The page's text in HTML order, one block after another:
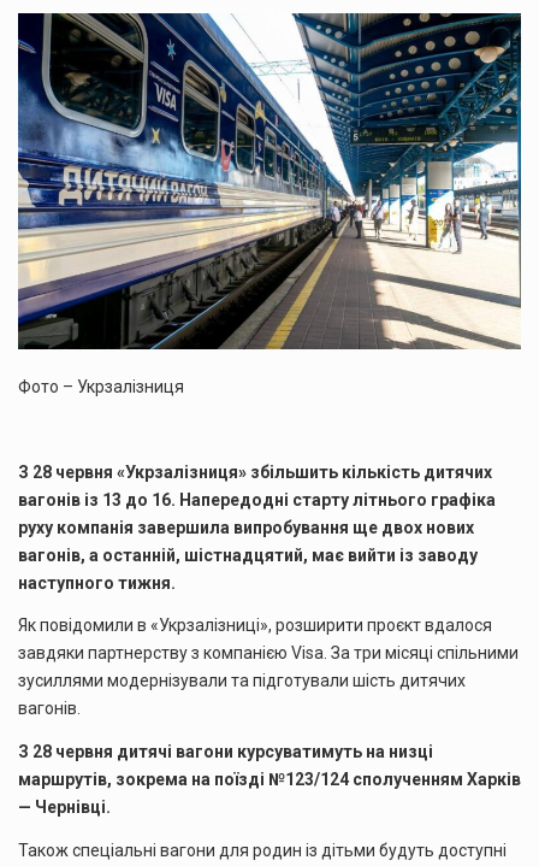
Фото – Укрзалізниця
З 28 червня «Укрзалізниця» збільшить кількість дитячих
вагонів із 13 до 16. Напередодні старту літнього графіка
руху компанія завершила випробування ще двох нових
вагонів, а останній, шістнадцятий, має вийти із заводу
наступного тижня.
Як повідомили в «Укрзалізниці», розширити проєкт вдалося
завдяки партнерству з компанією Visa. За три місяці спільними
зусиллями модернізували та підготували шість дитячих
вагонів.
З 28 червня дитячі вагони курсуватимуть на низці
маршрутів, зокрема на поїзді №123/124 сполученням Харків
— Чернівці.
Також спеціальні вагони для родин із дітьми будуть доступні